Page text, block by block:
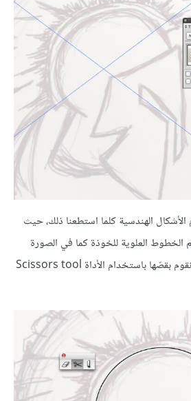
الأشكال الهندسية كلما استطعنا ذلك، حيث
الخطوط العلوية للخوذة كما في الصورة
ولأننا لا نحتاج للدائرة كلها نقوم بقصّها باستخدام الأداة Scissors tool